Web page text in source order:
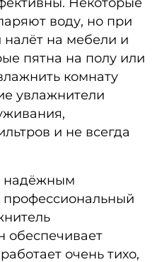
воду, но при
на мебели и
пятна на полу или
комнату
увлажнители
и не всегда
надёжным
обеспечивает
очень тихо,